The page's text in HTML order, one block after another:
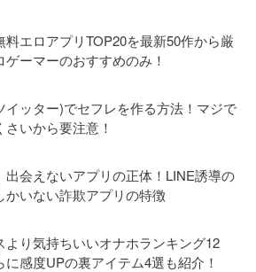
料エロアプリTOP20を最新50作から厳
ゲーマーのおすすめのみ！
イッター)でセフレを作る方法！マジで
さいから要注意！
出会えないアプリの正体！LINE誘導の
かいない詐欺アプリの特徴
より気持ちいいオナホランキング12
に感度UPの裏アイテム4選も紹介！